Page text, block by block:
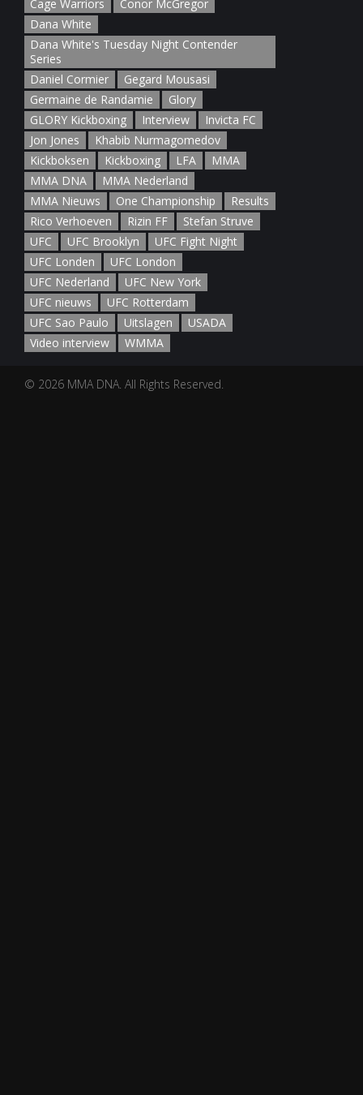
Cage Warriors
Conor McGregor
Dana White
Dana White's Tuesday Night Contender
Series
Daniel Cormier
Gegard Mousasi
Germaine de Randamie
Glory
GLORY Kickboxing
Interview
Invicta FC
Jon Jones
Khabib Nurmagomedov
Kickboksen
Kickboxing LFA
MMA
MMA DNA
MMA Nederland
MMA Nieuws
One Championship
Results
Rico Verhoeven
Rizin FF
Stefan Struve
UFC
UFC Brooklyn
UFC Fight Night
UFC Londen
UFC London
UFC Nederland
UFC New York
UFC nieuws
UFC Rotterdam
UFC Sao Paulo
Uitslagen
USADA
Video interview
WMMA
© 2026 MMA DNA. All Rights Reserved.